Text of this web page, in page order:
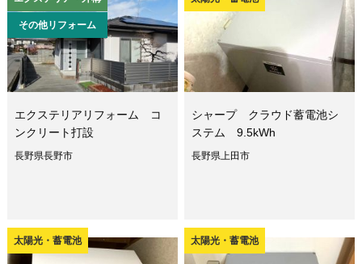
その他リフォーム
エクステリアリフォーム コ
ンクリート打設
長野県長野市
シャープ クラウド蓄電池シ
ステム 9.5kWh
長野県上田市
太陽光・蓄電池 太陽光・蓄電池